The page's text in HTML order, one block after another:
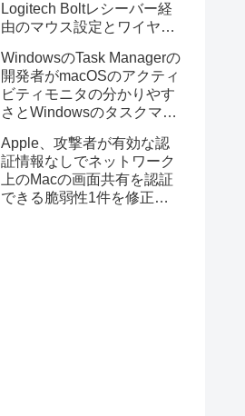
Logitech Boltレシーバー経
由のマウス設定とワイヤレ
ックボールに対応。
WindowsのTask Managerの
開発者がmacOSのアクティ
ビティモニタの分かりやす
さとWindowsのタスクマネ
Mac用システムモニタアプ
リ「Task Manager TMOG」
のBeta版を公開。
Apple、攻撃者が有効な認
証情報なしでネットワーク
上のMacの画面共有を認証
できる脆弱性1件を修正し